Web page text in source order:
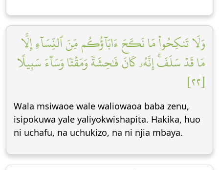
وَلَا تَنكِحُواْ مَا نَكَحَ ءَابَآؤُكُم مِّنَ ٱلنِّسَآءِ إِلَّا
مَا قَدۡ سَلَفَۚ إِنَّهُۥ كَانَ فَٰحِشَةٗ وَمَقۡتٗا وَسَآءَ سَبِيلًا
[٢٢]
Wala msiwaoe wale waliowaoa baba zenu,
isipokuwa yale yaliyokwishapita. Hakika, huo
ni uchafu, na uchukizo, na ni njia mbaya.